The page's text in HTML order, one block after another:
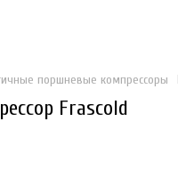
поршневые компрессоры
Frascold